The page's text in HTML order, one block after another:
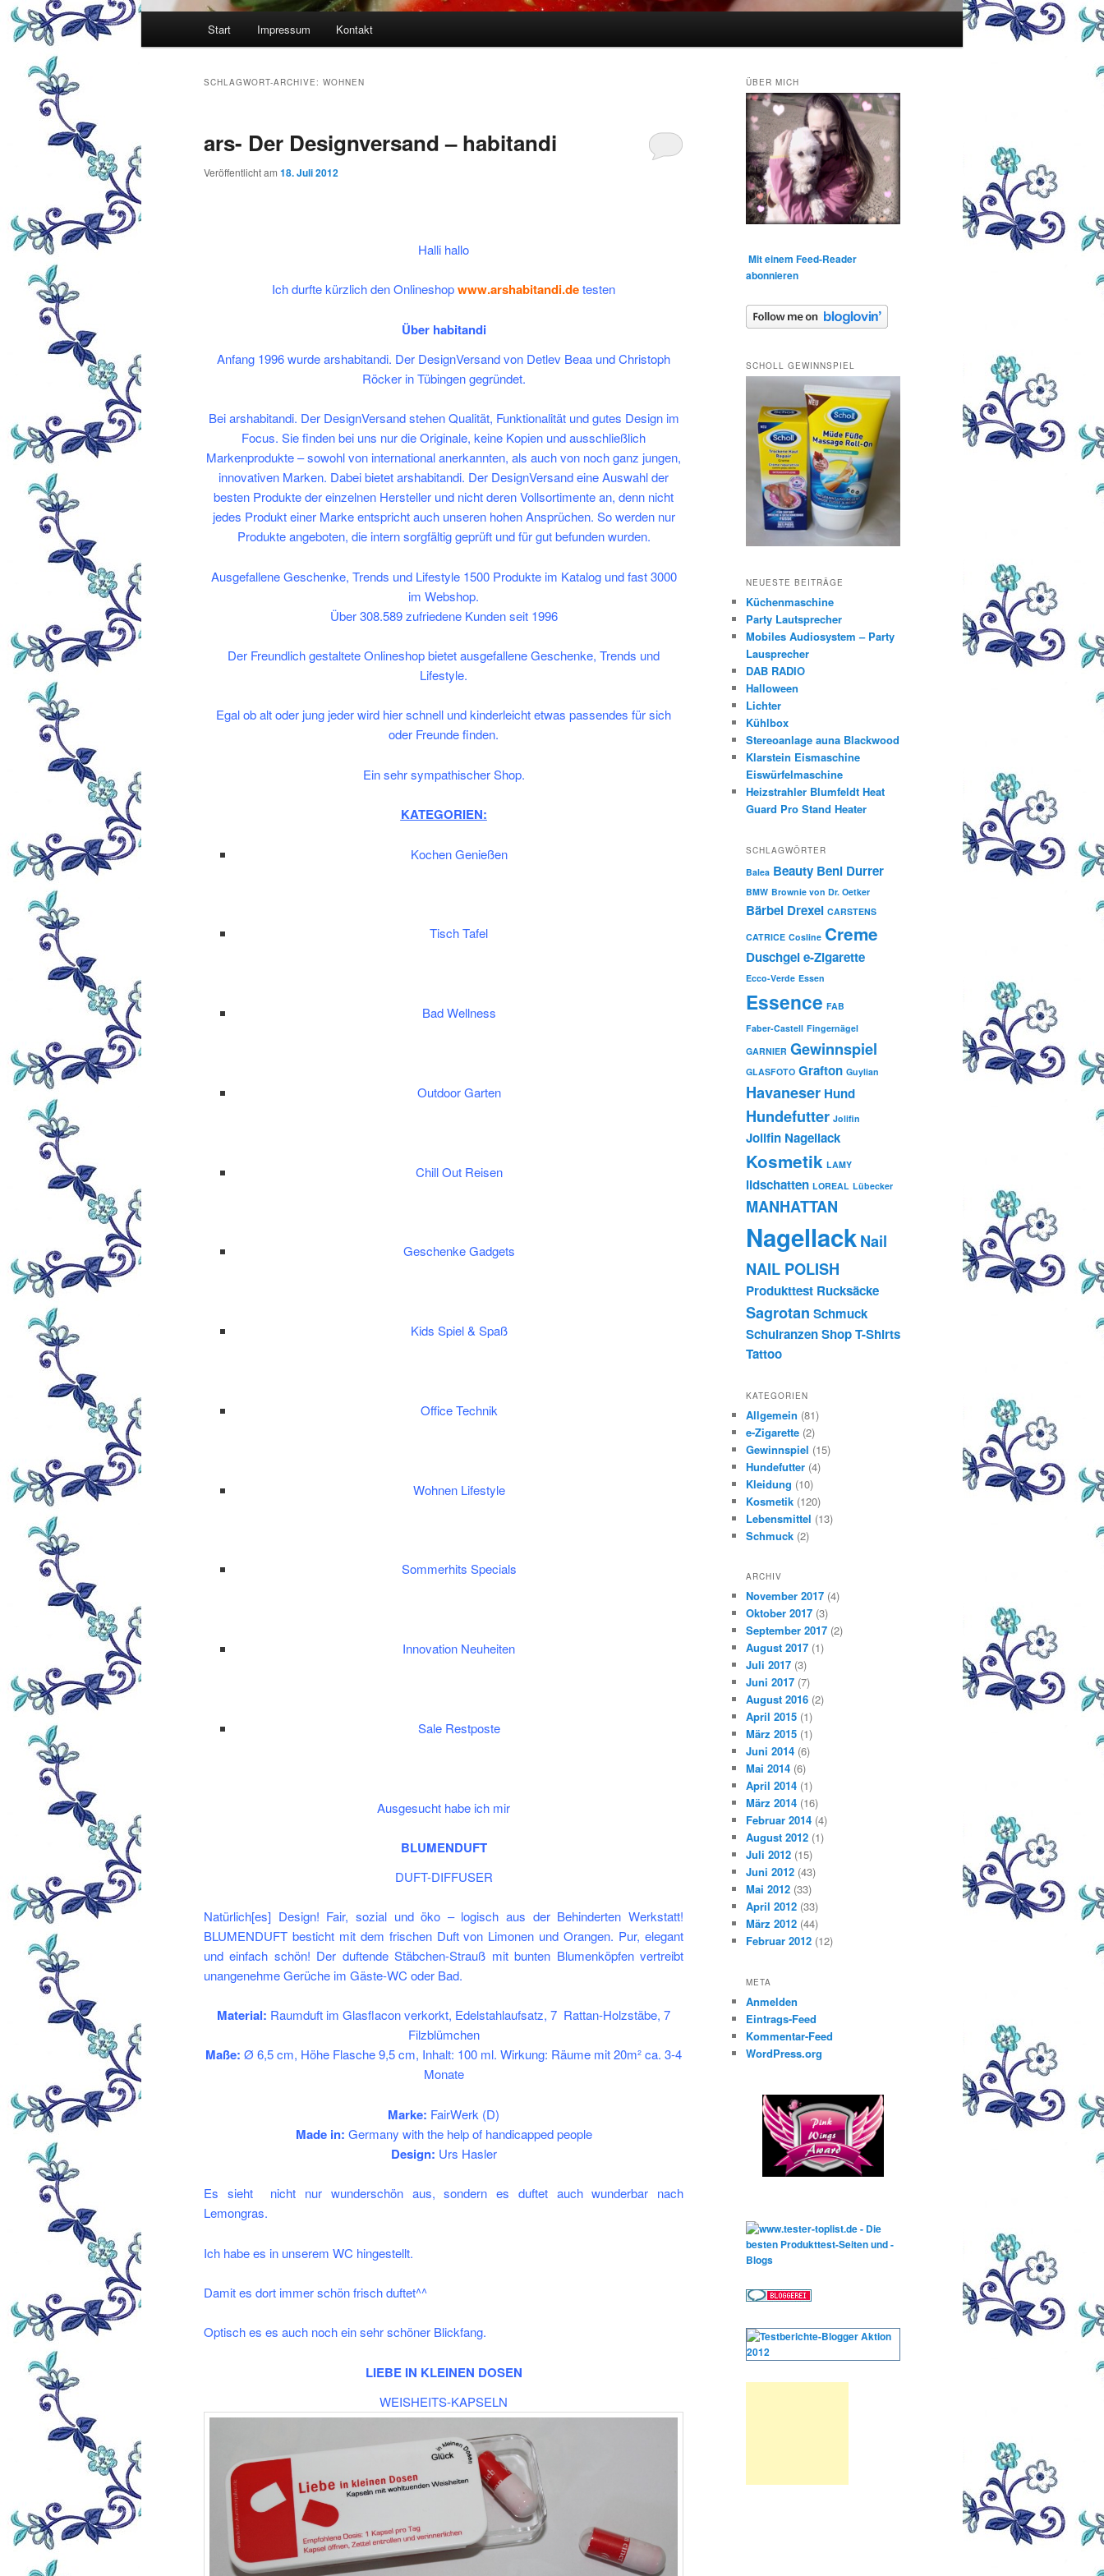
Start Impressum Kontakt
SCHLAGWORT-ARCHIVE: WOHNEN
ars- Der Designversand – habitandi
Veröffentlicht am 18. Juli 2012
Halli hallo
Ich durfte kürzlich den Onlineshopwww.arshabitandi.detesten
Über habitandi
Anfang 1996 wurde arshabitandi. Der DesignVersand von Detlev Beaa und Christoph
Röcker in Tübingen gegründet.
Bei arshabitandi. Der DesignVersand stehen Qualität, Funktionalität und gutes Design im
Focus. Sie finden bei uns nur die Originale, keine Kopien und ausschließlich
Markenprodukte – sowohl von international anerkannten, als auch von noch ganz jungen,
innovativen Marken. Dabei bietet arshabitandi. Der DesignVersand eine Auswahl der
besten Produkte der einzelnen Hersteller und nicht deren Vollsortimente an, denn nicht
jedes Produkt einer Marke entspricht auch unseren hohen Ansprüchen. So werden nur
Produkte angeboten, die intern sorgfältig geprüft und für gut befunden wurden.
Ausgefallene Geschenke, Trends und Lifestyle 1500 Produkte im Katalog und fast 3000
im Webshop.
Über 308.589 zufriedene Kunden seit 1996
Der Freundlich gestaltete Onlineshop bietet ausgefallene Geschenke, Trends und
Lifestyle.
Egal ob alt oder jung jeder wird hier schnell und kinderleicht etwas passendes für sich
oder Freunde finden.
Ein sehr sympathischer Shop.
KATEGORIEN:
Kochen Genießen
Tisch Tafel
Bad Wellness
Outdoor Garten
Chill Out Reisen
Geschenke Gadgets
Kids Spiel & Spaß
Office Technik
Wohnen Lifestyle
Sommerhits Specials
Innovation Neuheiten
Sale Restposte
Ausgesucht habe ich mir
BLUMENDUFT
DUFT-DIFFUSER
Natürlich[es] Design! Fair, sozial und öko – logisch aus der Behinderten Werkstatt!
BLUMENDUFT besticht mit dem frischen Duft von Limonen und Orangen. Pur, elegant
und einfach schön! Der duftende Stäbchen-Strauß mit bunten Blumenköpfen vertreibt
unangenehme Gerüche im Gäste-WC oder Bad.
Material: Raumduft im Glasflacon verkorkt, Edelstahlaufsatz, 7 Rattan-Holzstäbe, 7
Filzblümchen
Maße: Ø 6,5 cm, Höhe Flasche 9,5 cm, Inhalt: 100 ml. Wirkung: Räume mit 20m² ca. 3-4
Monate
Marke: FairWerk (D)
Made in: Germany with the help of handicapped people
Design: Urs Hasler
Es sieht nicht nur wunderschön aus, sondern es duftet auch wunderbar nach
Lemongras.
Ich habe es in unserem WC hingestellt.
Damit es dort immer schön frisch duftet^^
Optisch es es auch noch ein sehr schöner Blickfang.
LIEBE IN KLEINEN DOSEN
WEISHEITS-KAPSELN
ÜBER MICH
Mit einem Feed-Reader
abonnieren
SCHOLL GEWINNSPIEL
NEUESTE BEITRÄGE
Küchenmaschine
Party Lautsprecher
Mobiles Audiosystem – Party
Lausprecher
DAB RADIO
Halloween
Lichter
Kühlbox
Stereoanlage auna Blackwood
Klarstein Eismaschine
Eiswürfelmaschine
Heizstrahler Blumfeldt Heat
Guard Pro Stand Heater
SCHLAGWÖRTER
Balea Beauty Beni Durrer
BMW Brownie von Dr. Oetker
Bärbel Drexel CARSTENS
CATRICE Cosline Creme
Duschgele-Zigarette
Ecco-Verde Essen
Essence FAB
Faber-Castell Fingernägel
GARNIER Gewinnspiel
GLASFOTO Grafton Guylian
Havaneser Hund
Hundefutter Jolifin
Jolifin Nagellack
Kosmetik LAMY
lidschatten LOREAL Lübecker
MANHATTAN
NagellackNail
NAIL POLISH
Produkttest Rucksäcke
Sagrotan Schmuck
SchulranzenShopT-Shirts
Tattoo
KATEGORIEN
Allgemein (81)
e-Zigarette (2)
Gewinnspiel (15)
Hundefutter (4)
Kleidung (10)
Kosmetik (120)
Lebensmittel (13)
Schmuck (2)
ARCHIV
November 2017 (4)
Oktober 2017 (3)
September 2017 (2)
August 2017 (1)
Juli 2017 (3)
Juni 2017 (7)
August 2016 (2)
April 2015 (1)
März 2015 (1)
Juni 2014 (6)
Mai 2014 (6)
April 2014 (1)
März 2014 (16)
Februar 2014 (4)
August 2012 (1)
Juli 2012 (15)
Juni 2012 (43)
Mai 2012 (33)
April 2012 (33)
März 2012 (44)
Februar 2012 (12)
META
Anmelden
Eintrags-Feed
Kommentar-Feed
WordPress.org